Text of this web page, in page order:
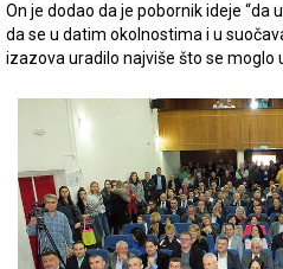
On je dodao da je pobornik ideje “da
da se u datim okolnostima i u
izazova uradilo najviše što se moglo